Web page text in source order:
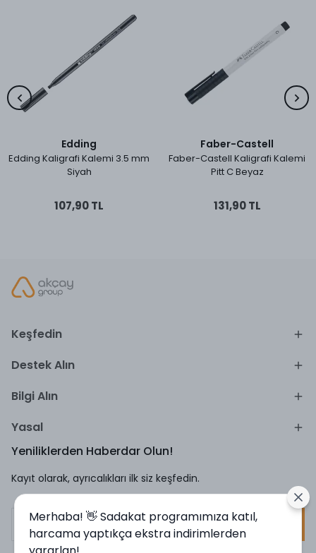
Edding
Edding Kaligrafi Kalemi 3.5 mm
Siyah
107,90 TL
Faber-Castell
Faber-Castell Kaligrafi Kalemi
Pitt C Beyaz
131,90 TL
Keşfedin
Destek Alın
Bilgi Alın
Yasal
Yeniliklerden Haberdar Olun!
Kayıt olarak, ayrıcalıkları ilk siz keşfedin.
Merhaba! 👋 Sadakat programımıza katıl,
harcama yaptıkça ekstra indirimlerden